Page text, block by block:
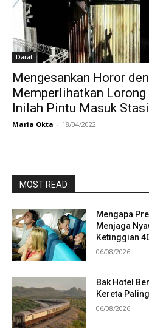
Darat
Mengesankan Horor
Memperlihatkan Lorong
Inilah Pintu Masuk
Maria Okta - 18/04/2022
MOST READ
Mengapa
Menjaga
Ketinggian
06/08/2026
Bak Hotel
Kereta
06/08/2026